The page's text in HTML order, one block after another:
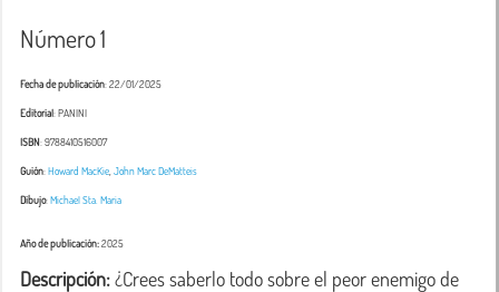
Número 1
Fecha de publicación: 22/01/2025
Editorial: PANINI
ISBN: 9788410516007
Guión:Howard MacKie John Marc DeMatteis
Dibujo:Michael Sta. Maria
Año de publicación:2025
Descripción: ¿Crees saberlo todo sobre el peor enemigo de